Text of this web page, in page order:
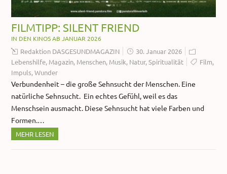
FILMTIPP: SILENT FRIEND
IN DEN KINOS AB JANUAR 2026
Redaktion DASGESUNDMAGAZIN
30. Januar 2026
Lebenshilfe, Magazin, Menschen, Musik, Natur,Spiritualität Film,
Impuls,Wunder
Verbundenheit – die große Sehnsucht der Menschen. Eine
natürliche Sehnsucht. Ein echtes Gefühl, weil es das
Menschsein ausmacht. Diese Sehnsucht hat viele Farben und
Formen.…
MEHR LESEN